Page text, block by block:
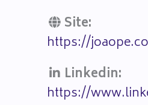
Site:
https://
Linkedin:
https://